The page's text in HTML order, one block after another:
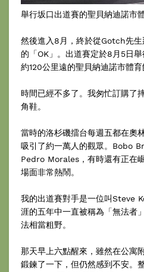
舉行坂口出道賽的聖貝納迪諾市
然後進入8月，終於從Gotch先
的「OK」。出道賽定於8月5日
約120公里遠的聖貝納迪諾市體育
時間已經不多了。我匆忙訂購了
角鞋。
當時的洛杉磯擂台每週五都在奧
吸引了約一萬人的觀眾。Bobo
Pedro Morales，有時還有正在
場面非常熱鬧。
我的出道賽對手是一位叫Steve
涯的五年中一直被稱為「無法者
法相當粗野。
那天早上六點醒來，雖然在公寓
鍛鍊了一下，但仍然感到不安。